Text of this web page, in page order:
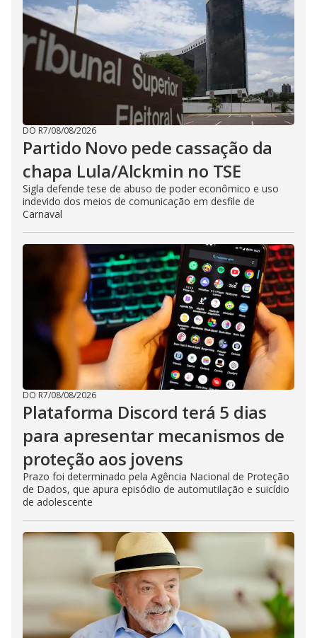
DO R7/08/08/2026
Partido Novo pede cassação da
chapa Lula/Alckmin no TSE
Sigla defende tese de abuso de poder econômico e uso
indevido dos meios de comunicação em desfile de
Carnaval
DO R7/08/08/2026
Plataforma Discord terá 5 dias
para apresentar mecanismos de
proteção aos jovens
Prazo foi determinado pela Agência Nacional de Proteção
de Dados, que apura episódio de automutilação e suicídio
de adolescente